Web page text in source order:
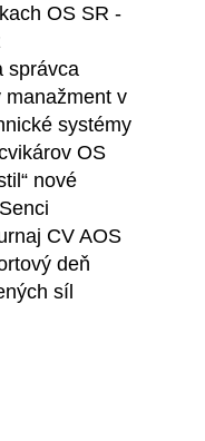
OS SR -
správca
manažment v
systémy
OS
nové
CV AOS
deň
síl